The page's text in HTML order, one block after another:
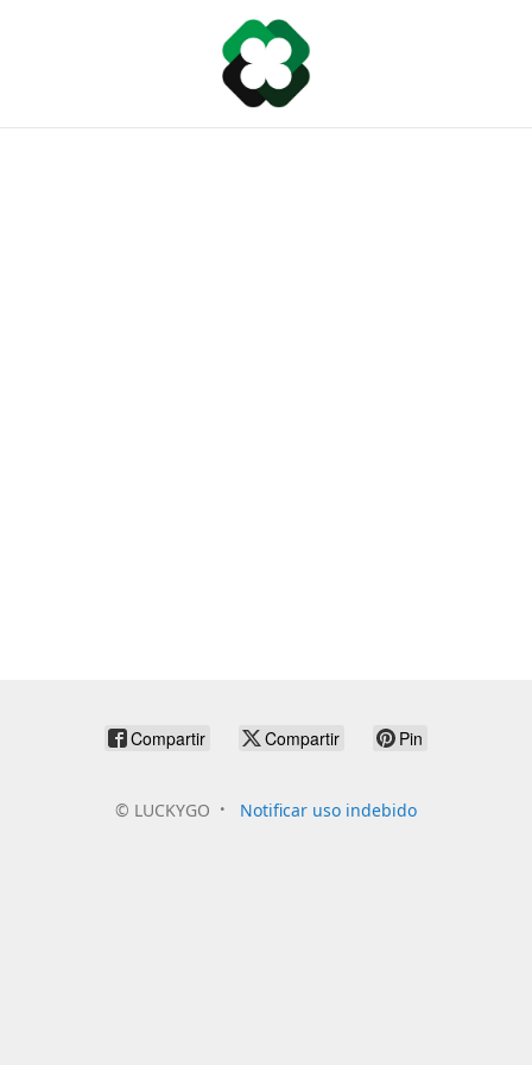
Compartir Compartir Pin
© LUCKYGO Notificar uso indebido